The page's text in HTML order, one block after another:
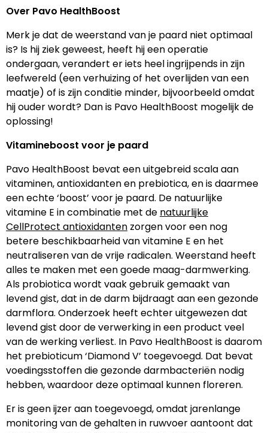
Over Pavo HealthBoost
Merk je dat de weerstand van je paard niet optimaal
is? Is hij ziek geweest, heeft hij een operatie
ondergaan, verandert er iets heel ingrijpends in zijn
leefwereld (een verhuizing of het overlijden van een
maatje) of is zijn conditie minder, bijvoorbeeld omdat
hij ouder wordt? Dan is Pavo HealthBoost mogelijk de
oplossing!
Vitamineboost voor je paard
Pavo HealthBoost bevat een uitgebreid scala aan
vitaminen, antioxidanten en prebiotica, en is daarmee
een echte ‘boost’ voor je paard. De natuurlijke
vitamine E in combinatie met de natuurlijke
CellProtect antioxidanten zorgen voor een nog
betere beschikbaarheid van vitamine E en het
neutraliseren van de vrije radicalen. Weerstand heeft
alles te maken met een goede maag-darmwerking.
Als probiotica wordt vaak gebruik gemaakt van
levend gist, dat in de darm bijdraagt aan een gezonde
darmflora. Onderzoek heeft echter uitgewezen dat
levend gist door de verwerking in een product veel
van de werking verliest. In Pavo HealthBoost is daarom
het prebioticum ‘Diamond V’ toegevoegd. Dat bevat
voedingsstoffen die gezonde darmbacteriën nodig
hebben, waardoor deze optimaal kunnen floreren.
Er is geen ijzer aan toegevoegd, omdat jarenlange
monitoring van de gehalten in ruwvoer aantoont dat